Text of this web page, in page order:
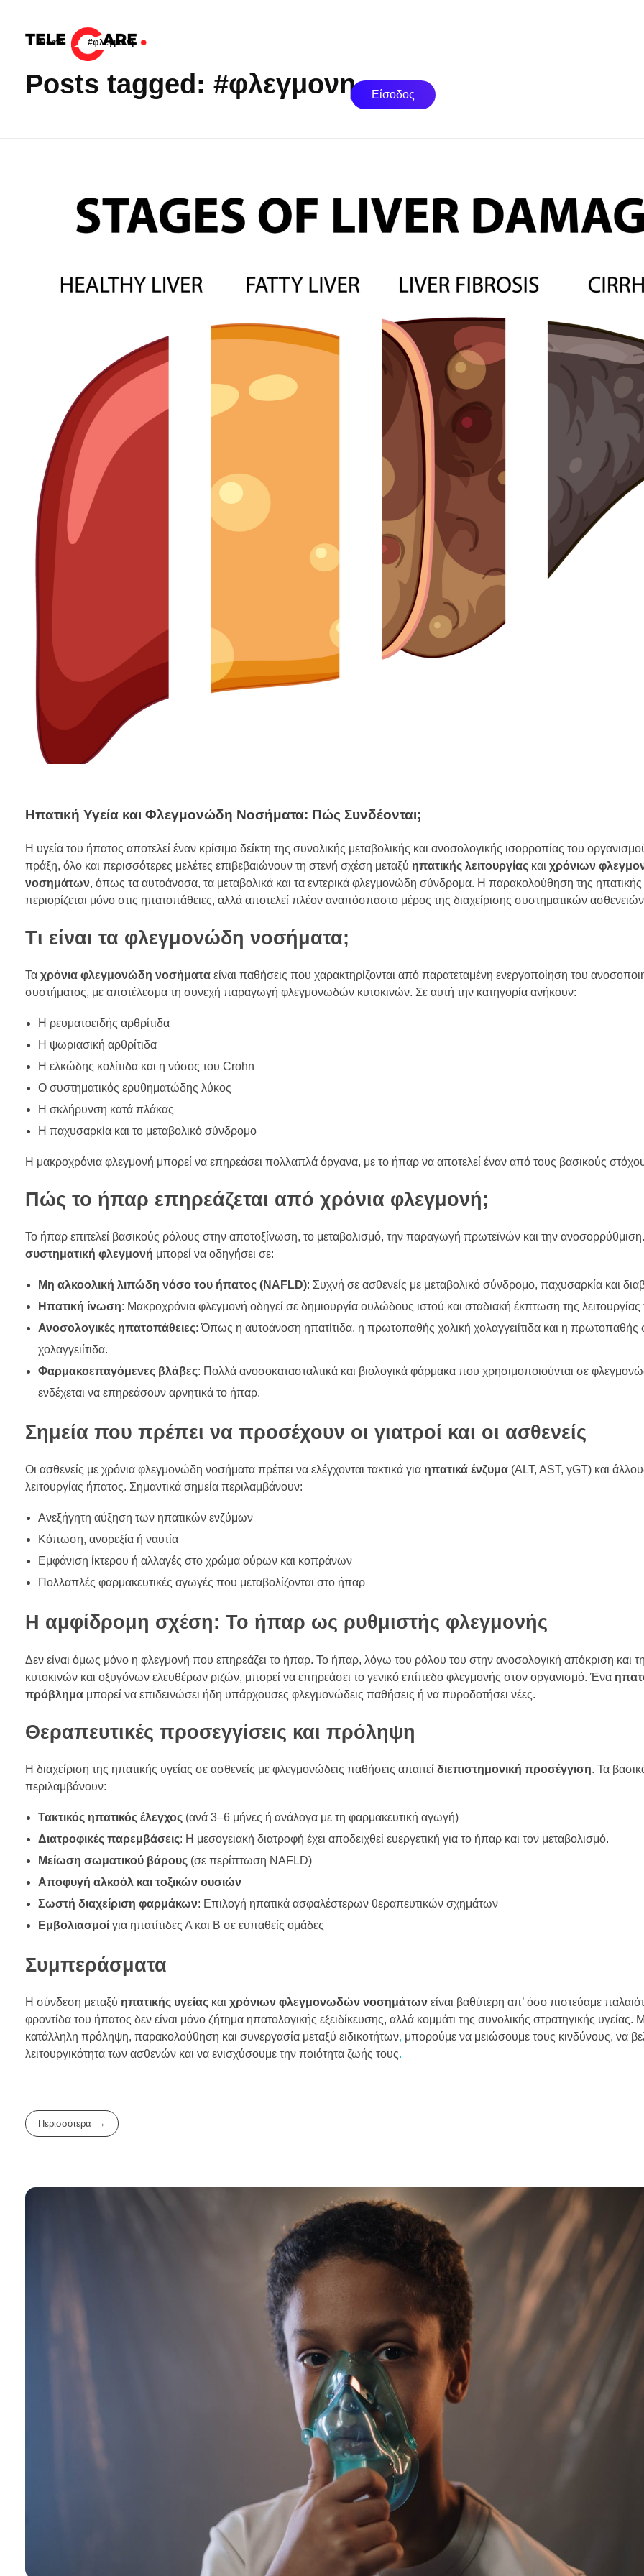
Είσοδος
Home » #φλεγμονη
Posts tagged: #φλεγμονη
Ηπατική Υγεία και Φλεγμονώδη Νοσήματα: Πώς Συνδέονται;
Η υγεία του ήπατος αποτελεί έναν κρίσιμο δείκτη της συνολικής μεταβολικής και ανοσολογικής ισορροπίας του
πράξη, όλο και περισσότερες μελέτες επιβεβαιώνουν τη στενή σχέση μεταξύ ηπατικής λειτουργίας και χρόνιων
νοσημάτων, όπως τα αυτοάνοσα, τα μεταβολικά και τα εντερικά φλεγμονώδη σύνδρομα. Η παρακολούθηση της ηπατικής
περιορίζεται μόνο στις ηπατοπάθειες, αλλά αποτελεί πλέον αναπόσπαστο μέρος της διαχείρισης συστηματικών
Τι είναι τα φλεγμονώδη νοσήματα;
Τα χρόνια φλεγμονώδη νοσήματα είναι παθήσεις που χαρακτηρίζονται από παρατεταμένη ενεργοποίηση του
συστήματος, με αποτέλεσμα τη συνεχή παραγωγή φλεγμονωδών κυτοκινών. Σε αυτή την κατηγορία ανήκουν:
Η ρευματοειδής αρθρίτιδα
Η ψωριασική αρθρίτιδα
Η ελκώδης κολίτιδα και η νόσος του Crohn
Ο συστηματικός ερυθηματώδης λύκος
Η σκλήρυνση κατά πλάκας
Η παχυσαρκία και το μεταβολικό σύνδρομο
Η μακροχρόνια φλεγμονή μπορεί να επηρεάσει πολλαπλά όργανα, με το ήπαρ να αποτελεί έναν από τους βασικούς
Πώς το ήπαρ επηρεάζεται από χρόνια φλεγμονή;
Το ήπαρ επιτελεί βασικούς ρόλους στην αποτοξίνωση, το μεταβολισμό, την παραγωγή πρωτεϊνών και την
συστηματική φλεγμονή μπορεί να οδηγήσει σε:
Μη αλκοολική λιπώδη νόσο του ήπατος (NAFLD): Συχνή σε ασθενείς με μεταβολικό σύνδρομο, παχυσαρκία και
Ηπατική ίνωση: Μακροχρόνια φλεγμονή οδηγεί σε δημιουργία ουλώδους ιστού και σταδιακή έκπτωση της
Ανοσολογικές ηπατοπάθειες: Όπως η αυτοάνοση ηπατίτιδα, η πρωτοπαθής χολική χολαγγειίτιδα και η πρωτοπαθής
χολαγγειίτιδα.
Φαρμακοεπαγόμενες βλάβες: Πολλά ανοσοκατασταλτικά και βιολογικά φάρμακα που χρησιμοποιούνται σε
ενδέχεται να επηρεάσουν αρνητικά το ήπαρ.
Σημεία που πρέπει να προσέχουν οι γιατροί και οι ασθενείς
Οι ασθενείς με χρόνια φλεγμονώδη νοσήματα πρέπει να ελέγχονται τακτικά για ηπατικά ένζυμα (ALT, AST, γGT) και
λειτουργίας ήπατος. Σημαντικά σημεία περιλαμβάνουν:
Ανεξήγητη αύξηση των ηπατικών ενζύμων
Κόπωση, ανορεξία ή ναυτία
Εμφάνιση ίκτερου ή αλλαγές στο χρώμα ούρων και κοπράνων
Πολλαπλές φαρμακευτικές αγωγές που μεταβολίζονται στο ήπαρ
Η αμφίδρομη σχέση: Το ήπαρ ως ρυθμιστής φλεγμονής
Δεν είναι όμως μόνο η φλεγμονή που επηρεάζει το ήπαρ. Το ήπαρ, λόγω του ρόλου του στην ανοσολογική απόκριση και
κυτοκινών και οξυγόνων ελευθέρων ριζών, μπορεί να επηρεάσει το γενικό επίπεδο φλεγμονής στον οργανισμό. Ένα
πρόβλημα μπορεί να επιδεινώσει ήδη υπάρχουσες φλεγμονώδεις παθήσεις ή να πυροδοτήσει νέες.
Θεραπευτικές προσεγγίσεις και πρόληψη
Η διαχείριση της ηπατικής υγείας σε ασθενείς με φλεγμονώδεις παθήσεις απαιτεί διεπιστημονική προσέγγιση. Τα
περιλαμβάνουν:
Τακτικός ηπατικός έλεγχος(ανά 3–6 μήνες ή ανάλογα με τη φαρμακευτική αγωγή)
Διατροφικές παρεμβάσεις: Η μεσογειακή διατροφή έχει αποδειχθεί ευεργετική για το ήπαρ και τον μεταβολισμό.
Μείωση σωματικού βάρους(σε περίπτωση NAFLD)
Αποφυγή αλκοόλ και τοξικών ουσιών
Σωστή διαχείριση φαρμάκων: Επιλογή ηπατικά ασφαλέστερων θεραπευτικών σχημάτων
Εμβολιασμοίγια ηπατίτιδες Α και Β σε ευπαθείς ομάδες
Συμπεράσματα
Η σύνδεση μεταξύ ηπατικής υγείας και χρόνιων φλεγμονωδών νοσημάτων είναι βαθύτερη απ’ όσο πιστεύαμε
φροντίδα του ήπατος δεν είναι μόνο ζήτημα ηπατολογικής εξειδίκευσης, αλλά κομμάτι της συνολικής στρατηγικής υγείας.
κατάλληλη πρόληψη, παρακολούθηση και συνεργασία μεταξύ ειδικοτήτων, μπορούμε να μειώσουμε τους κινδύνους, να
λειτουργικότητα των ασθενών και να ενισχύσουμε την ποιότητα ζωής τους.
Περισσότερα